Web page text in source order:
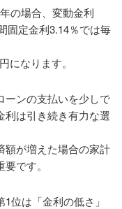
の場合、変動金利
固定金利3.14％では毎
になります。
ーンの支払いを少しで
利は引き続き有力な選
額が増えた場合の家計
です。
位は「金利の低さ」